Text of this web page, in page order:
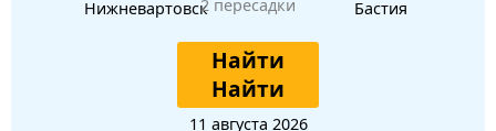
Нижневартовск2 пересадки
Бастия
Найти
Найти
11 августа 2026